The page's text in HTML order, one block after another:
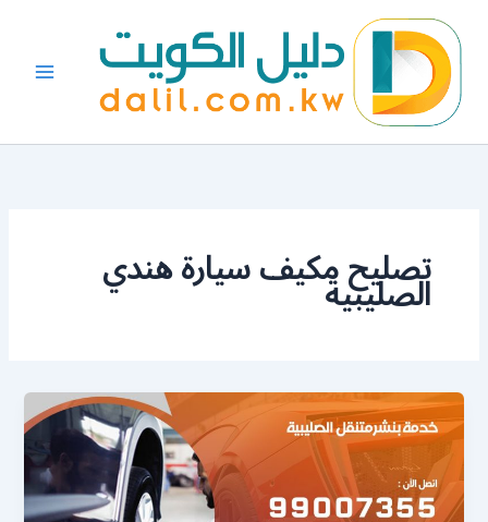
المحتوى
تصليح مكيف سيارة هندي
الصليبية